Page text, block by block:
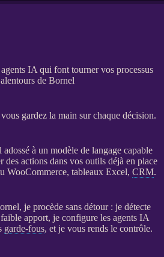
IA qui font tourner vos processus
de Bornel
gardez la main sur chaque décision.
adossé à un modèle de langage capable
des actions dans vos outils déjà en place
WooCommerce, tableaux Excel, CRM.
je procède sans détour : je détecte
apport, je configure les agents IA
garde-fous, et je vous rends le contrôle.